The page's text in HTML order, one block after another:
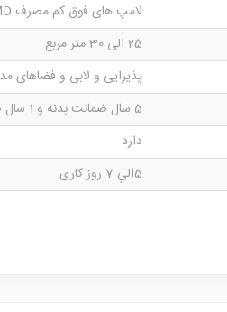
لامپ های فوق کم مصرف SMD که بر روی خود محصول نصب می باشند
25 الی 30 متر مربع
پذیرایی و لابی و فضاهای
5 سال ضمانت بدنه و 1 سال ضمانت کلیه لوازم برقی
دارد
5الي 7 روز كارى